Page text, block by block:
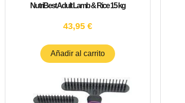
NutriBest Adult Lamb & Rice 15 kg
43,95 €
Añadir al carrito